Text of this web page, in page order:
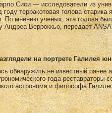
Сиси — исследователи из
терракотовая голова cтарика
По мнению ученых, эта голова
Андреа Верроккьо, передает
на портрете Галилея
обнаружить не известный ранее
года реставраторы
астронома и философа